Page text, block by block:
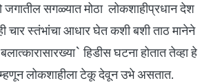
जगातील सगळ्यात मोठा लोकशाहीप्रधान देश
स्तंभांचा आधार घेत कशी बशी ताठ मानेने
हिडीस घटना होतात तेव्हा हे
लोकशाहीला टेकू देवून उभे असतात.